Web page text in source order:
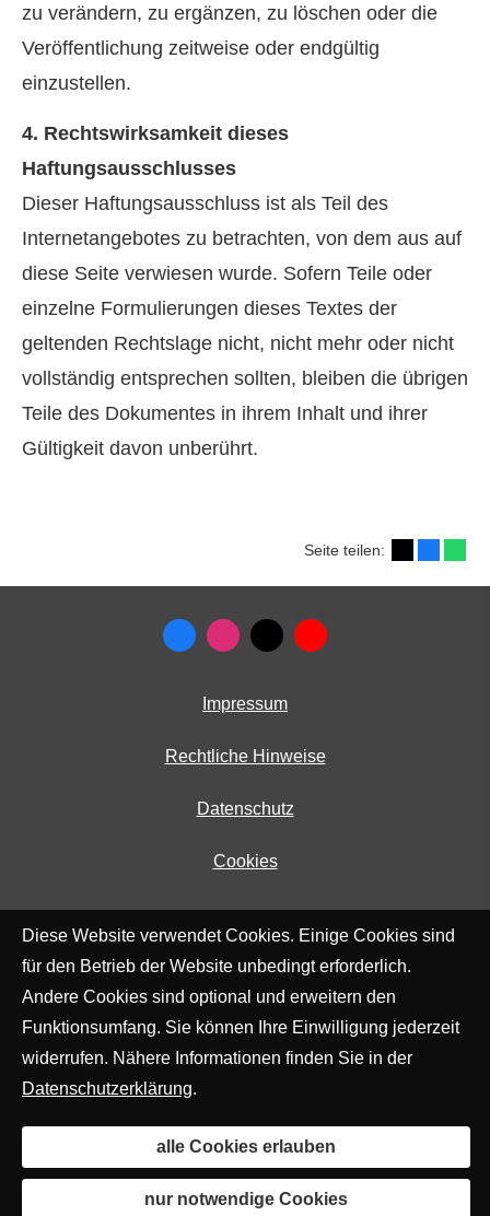
zu verändern, zu ergänzen, zu löschen oder die
Veröffentlichung zeitweise oder endgültig
einzustellen.
4. Rechtswirksamkeit dieses
Haftungsausschlusses
Dieser Haftungsausschluss ist als Teil des
Internetangebotes zu betrachten, von dem aus auf
diese Seite verwiesen wurde. Sofern Teile oder
einzelne Formulierungen dieses Textes der
geltenden Rechtslage nicht, nicht mehr oder nicht
vollständig entsprechen sollten, bleiben die übrigen
Teile des Dokumentes in ihrem Inhalt und ihrer
Gültigkeit davon unberührt.
Seite teilen:
Impressum
Rechtliche Hinweise
Datenschutz
Cookies
Diese Website verwendet Cookies. Einige Cookies sind
für den Betrieb der Website unbedingt erforderlich.
Andere Cookies sind optional und erweitern den
Funktionsumfang. Sie können Ihre Einwilligung jederzeit
widerrufen. Nähere Informationen finden Sie in der
Datenschutzerklärung.
alle Cookies erlauben
nur notwendige Cookies